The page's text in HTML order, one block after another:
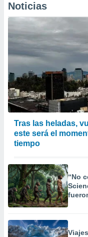
Noticias
Tras las heladas,
este será el
tiempo
“No